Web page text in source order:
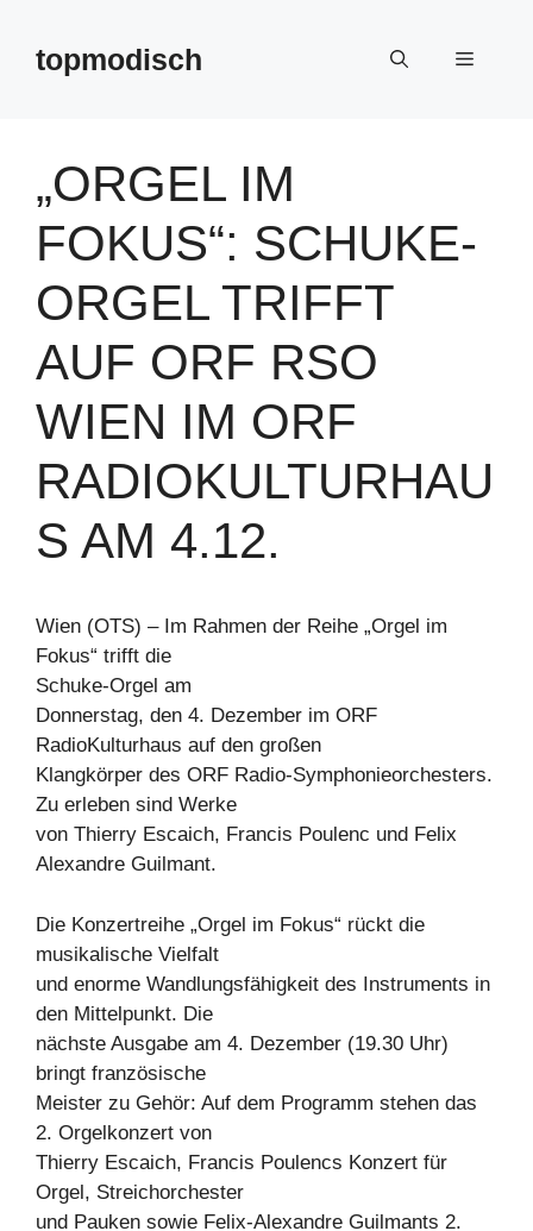
springentopmodisch Menü
„ORGEL IM
FOKUS“: SCHUKE-
ORGEL TRIFFT
AUF ORF RSO
WIEN IM ORF
RADIOKULTURHAU
S AM 4.12.
Wien (OTS) – Im Rahmen der Reihe „Orgel im
Fokus“ trifft die
Schuke-Orgel am
Donnerstag, den 4. Dezember im ORF
RadioKulturhaus auf den großen
Klangkörper des ORF Radio-Symphonieorchesters.
Zu erleben sind Werke
von Thierry Escaich, Francis Poulenc und Felix
Alexandre Guilmant.
Die Konzertreihe „Orgel im Fokus“ rückt die
musikalische Vielfalt
und enorme Wandlungsfähigkeit des Instruments in
den Mittelpunkt. Die
nächste Ausgabe am 4. Dezember (19.30 Uhr)
bringt französische
Meister zu Gehör: Auf dem Programm stehen das
2. Orgelkonzert von
Thierry Escaich, Francis Poulencs Konzert für
Orgel, Streichorchester
und Pauken sowie Felix-Alexandre Guilmants 2.